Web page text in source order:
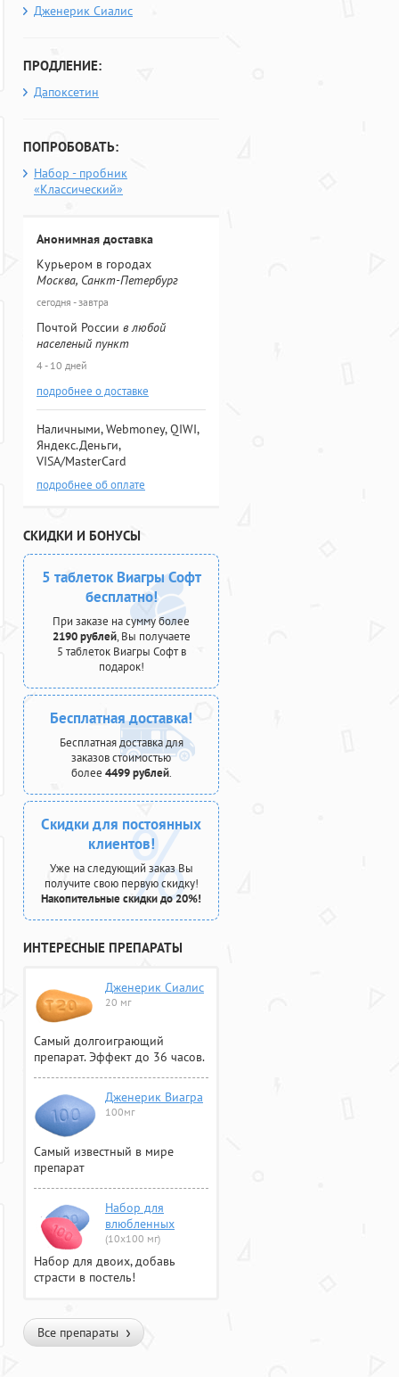
Дженерик Сиалис
ПРОДЛЕНИЕ:
Дапоксетин
ПОПРОБОВАТЬ:
Набор - пробник
«Классический»
Анонимная доставка
Курьером в городах
Москва, Санкт-Петербург
сегодня - завтра
Почтой России в любой
населеный пункт
4 - 10 дней
подробнее о доставке
Наличными, Webmoney, QIWI,
Яндекс.Деньги,
VISA/MasterCard
подробнее об оплате
СКИДКИ И БОНУСЫ
5 таблеток Виагры Софт
бесплатно!
При заказе на сумму более
2190 рублей, Вы получаете
5 таблеток Виагры Софт в
подарок!
Бесплатная доставка!
Бесплатная доставка для
заказов стоимостью
более 4499 рублей.
Скидки для постоянных
клиентов!
Уже на следующий заказ Вы
получите свою первую скидку!
Накопительные скидки до 20%!
ИНТЕРЕСНЫЕ ПРЕПАРАТЫ
Дженерик Сиалис
20 мг
Самый долгоиграющий
препарат. Эффект до 36 часов.
Дженерик Виагра
100мг
Самый известный в мире
препарат
Набор для
влюбленных
(10х100 мг)
Набор для двоих, добавь
страсти в постель!
Все препараты